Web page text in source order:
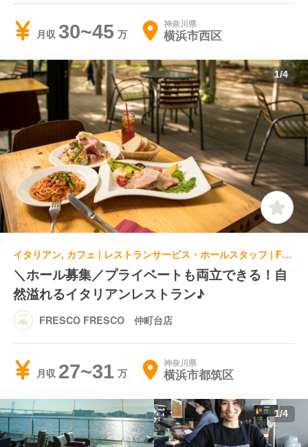
月収 30~45 神奈川県
横浜市西区
1/4
イタリアン, カフェ | レストランサービス・ホールスタッフ | FRESCO FRESCO 仲町台店
＼ホール募集／プライベートも両立できる！自
然溢れるイタリアンレストラン♪
FRESCO FRESCO 仲町台店
月収 27~31 神奈川県
横浜市都筑区
1/4